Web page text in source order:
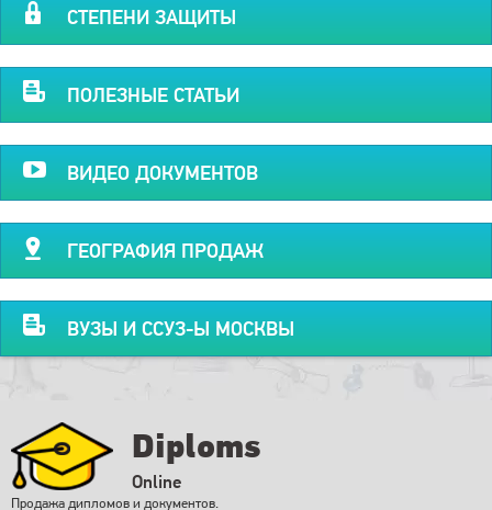
СТЕПЕНИ ЗАЩИТЫ
ПОЛЕЗНЫЕ СТАТЬИ
ВИДЕО ДОКУМЕНТОВ
ГЕОГРАФИЯ ПРОДАЖ
ВУЗЫ И ССУЗ-Ы МОСКВЫ
Diploms
Online
Продажа дипломов и документов.